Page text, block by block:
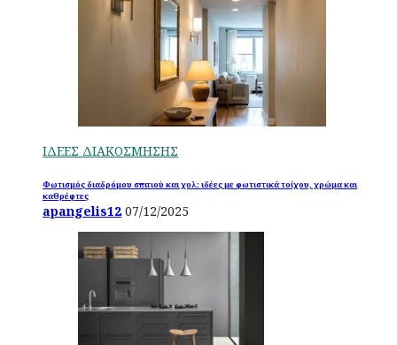
ΙΔΕΕΣ ΔΙΑΚΟΣΜΗΣΗΣ
Φωτισμός διαδρόμου σπιτιού και χολ: ιδέες με φωτιστικά τοίχου, χρώμα και
καθρέφτες
apangelis12 07/12/2025